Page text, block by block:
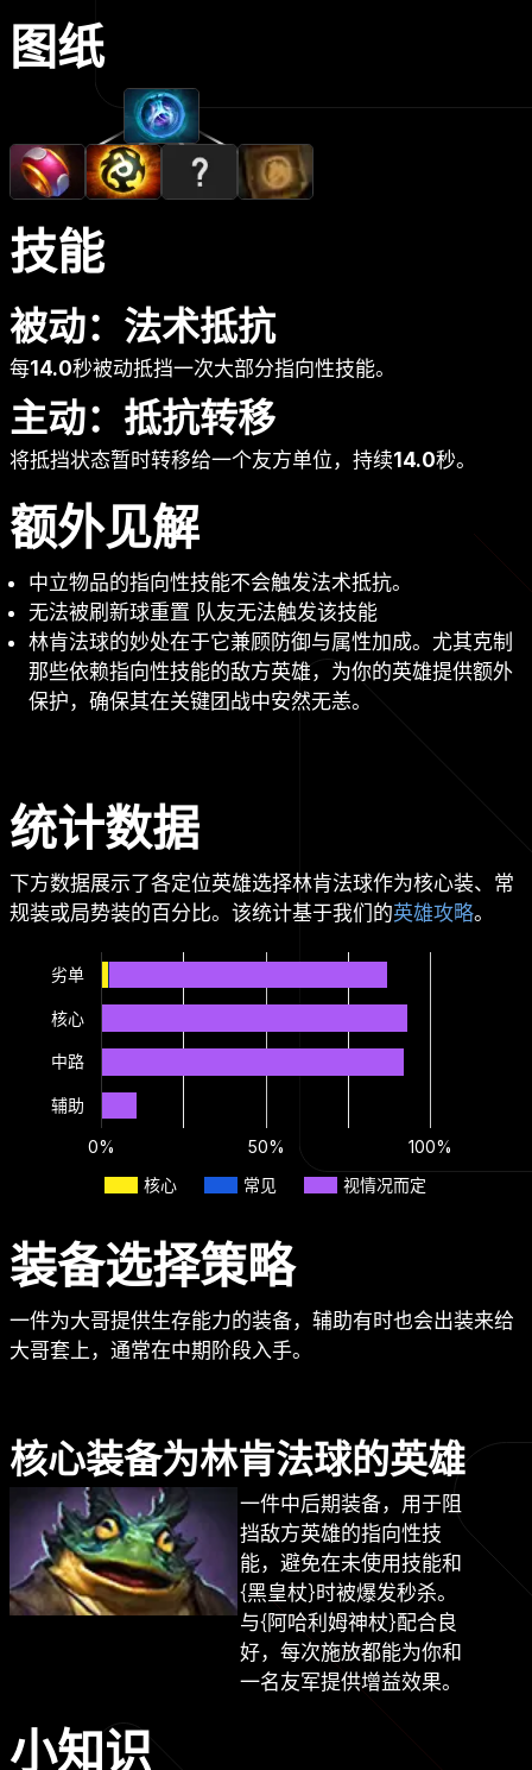
图纸
技能
被动：法术抵抗
每14.0秒被动抵挡一次大部分指向性技能。
主动：抵抗转移
将抵挡状态暂时转移给一个友方单位，持续14.0秒。
额外见解
中立物品的指向性技能不会触发法术抵抗。
无法被刷新球重置 队友无法触发该技能
林肯法球的妙处在于它兼顾防御与属性加成。尤其克制
那些依赖指向性技能的敌方英雄，为你的英雄提供额外
保护，确保其在关键团战中安然无恙。
统计数据
下方数据展示了各定位英雄选择林肯法球作为核心装、常
规装或局势装的百分比。该统计基于我们的英雄攻略。
核心 常见 视情况而定
0% 50% 100%
劣单
核心
中路
辅助
装备选择策略
一件为大哥提供生存能力的装备，辅助有时也会出装来给
大哥套上，通常在中期阶段入手。
核心装备为林肯法球的英雄
一件中后期装备，用于阻
挡敌方英雄的指向性技
能，避免在未使用技能和
{黑皇杖}时被爆发秒杀。
与{阿哈利姆神杖}配合良
好，每次施放都能为你和
一名友军提供增益效果。
小知识